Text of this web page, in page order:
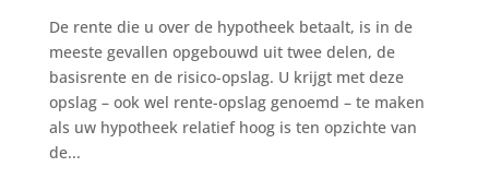
De rente die u over de hypotheek betaalt, is in de
meeste gevallen opgebouwd uit twee delen, de
basisrente en de risico-opslag. U krijgt met deze
opslag – ook wel rente-opslag genoemd – te maken
als uw hypotheek relatief hoog is ten opzichte van
de...